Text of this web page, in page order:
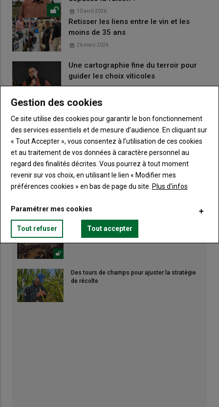
10 avril 2026
Retisser les liens entre le vin et les
moins de 35 ans
26 mars 2026
Une cartographie fine du terroir pour
guider les choix viticoles
Projet Recouvertt : favoriser la montée
11 décembre 2025
LES PLUS LUS
Bouge ton Bled invite la culture à la campagne
Canicule : les éleveurs redoublent d'ingéniosité
Des tours de champs pour ajuster la stratégie
de récolte
Gestion des cookies
Ce site utilise des cookies pour garantir le bon fonctionnement
des services essentiels et de mesure d’audience. En cliquant sur
« Tout Accepter », vous consentez à l’utilisation de ces cookies
et au traitement de vos données à caractère personnel au
regard des finalités décrites. Vous pourrez à tout moment
revenir sur vos choix, en utilisant le lien « Modifier mes
préférences cookies » en bas de page du site. Plus d'infos
Paramétrer mes cookies
Tout refuser Tout accepter